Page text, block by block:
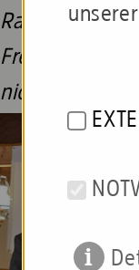
Rademacher
Frederic Feindt
nicht im Bild)